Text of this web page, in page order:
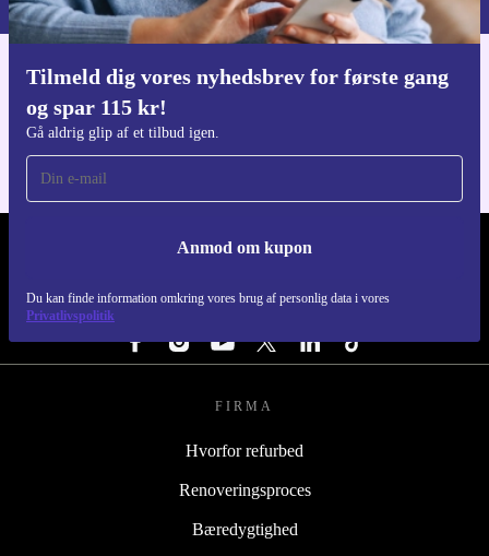
Tilmeld dig vores nyhedsbrev for første gang
og spar 115 kr!
Gå aldrig glip af et tilbud igen.
Anmod om kupon
Du kan finde information omkring vores brug af personlig data i vores
Privatlivspolitik
Download refurbed appen
REFURBED DANMARK - RETHINK NEW.
FØLG OS
FIRMA
Hvorfor refurbed
Renoveringsproces
Bæredygtighed